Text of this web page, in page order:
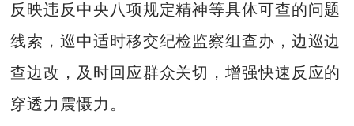
反映违反中央八项规定精神等具体可查的问题
线索，巡中适时移交纪检监察组查办，边巡边
查边改，及时回应群众关切，增强快速反应的
穿透力震慑力。